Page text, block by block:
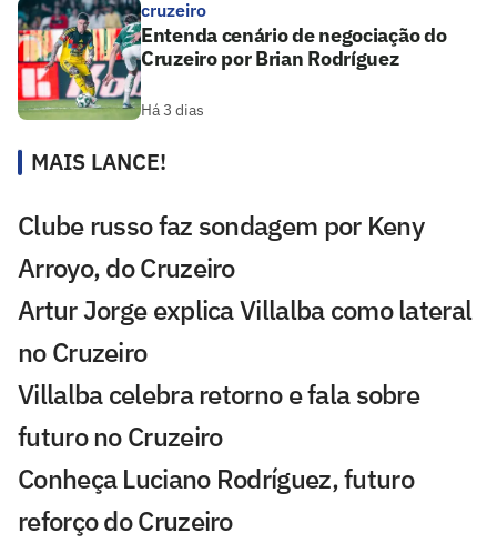
cruzeiro
Entenda cenário de negociação do
Cruzeiro por Brian Rodríguez
Há 3 dias
MAIS LANCE!
Clube russo faz sondagem por Keny
Arroyo, do Cruzeiro
Artur Jorge explica Villalba como lateral
no Cruzeiro
Villalba celebra retorno e fala sobre
futuro no Cruzeiro
Conheça Luciano Rodríguez, futuro
reforço do Cruzeiro